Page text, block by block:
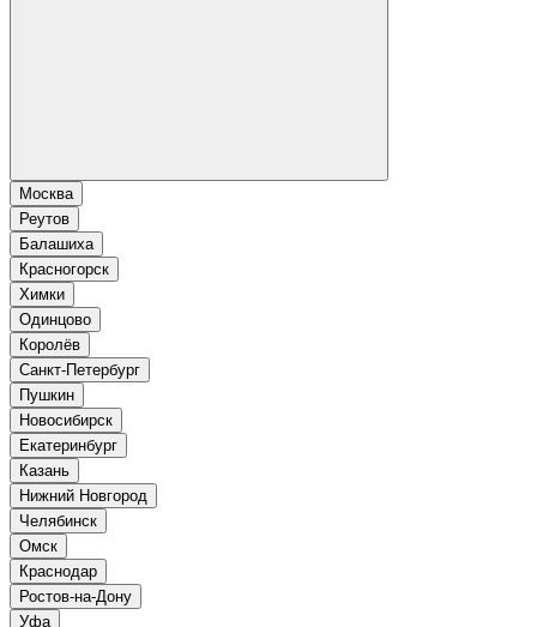
Москва
Реутов
Балашиха
Красногорск
Химки
Одинцово
Королёв
Санкт-Петербург
Пушкин
Новосибирск
Екатеринбург
Казань
Нижний Новгород
Челябинск
Омск
Краснодар
Ростов-на-Дону
Уфа